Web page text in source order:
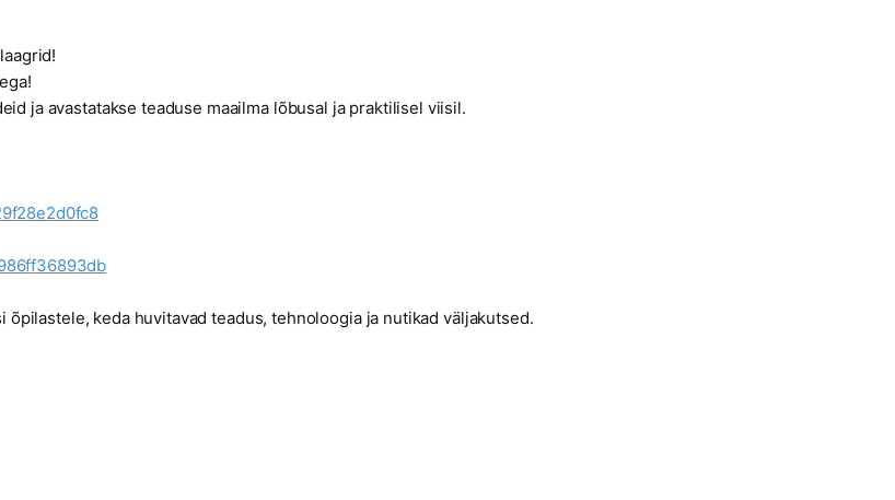
ja avastatakse teaduse maailma lõbusal ja praktilisel viisil.
keda huvitavad teadus, tehnoloogia ja nutikad väljakutsed.